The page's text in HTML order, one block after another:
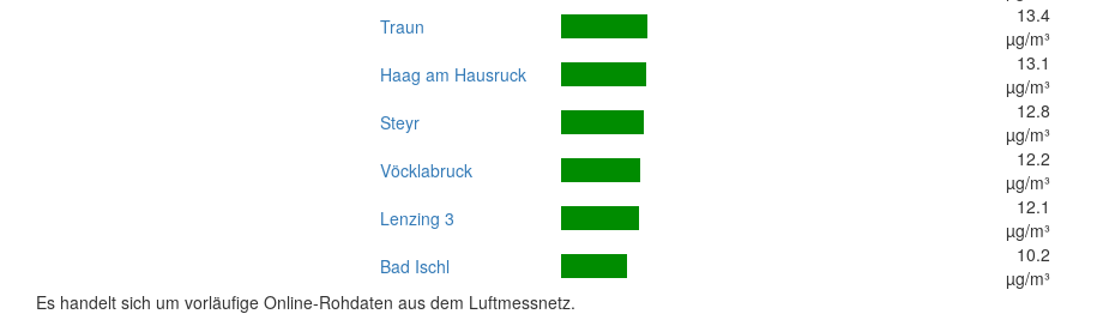
Traun
13.4
µg/m³
Haag am Hausruck
13.1
µg/m³
Steyr
12.8
µg/m³
Vöcklabruck
12.2
µg/m³
Lenzing 3
12.1
µg/m³
Bad Ischl
10.2
µg/m³
Es handelt sich um vorläufige Online-Rohdaten aus dem Luftmessnetz.